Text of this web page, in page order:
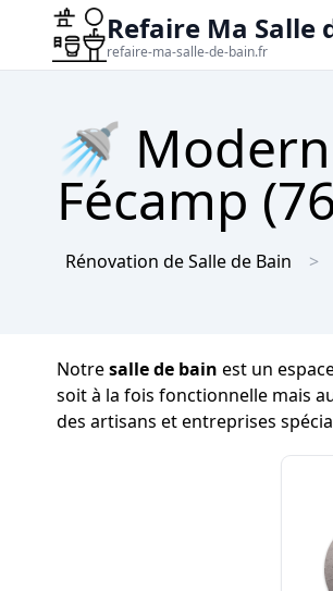
Refaire Ma Salle
refaire-ma-salle-de-bain.fr
🚿
Fécamp
Rénovation de Salle de Bain
Notresalle de bain est un
soit à la fois fonctionnelle mais
des artisans et entreprises